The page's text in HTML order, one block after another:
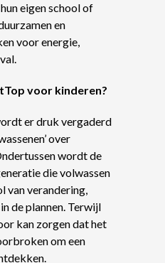
eigen school of
en
voor energie,
voor kinderen?
er druk vergaderd
over
wordt de
die volwassen
van verandering,
de plannen. Terwijl
kan zorgen dat het
om een